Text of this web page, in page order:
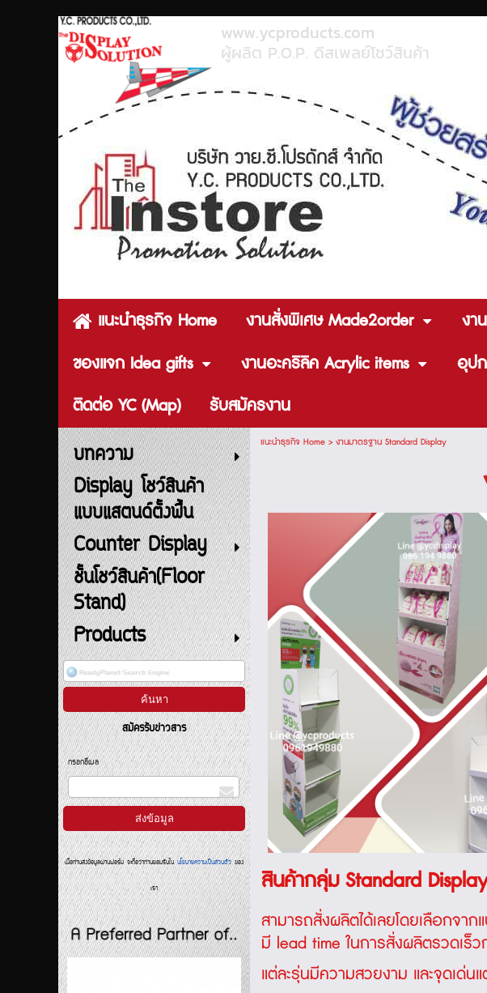
www.ycproducts.com
ผู้ผลิต P.O.P. ดีสเพลย์โชว์สินค้า
แนะนำธุรกิจ Home งานสั่งพิเศษ Made2order งา
ของแจก Idea gifts
งานอะคริลิค Acrylic items อุป
ติดต่อ YC (Map)
รับสมัครงาน
บทความ
Display โชว์สินค้า
แบบแสตนด์ตั้งพื้น
Counter Display
ชั้นโชว์สินค้า(Floor
Stand)
Products
สมัครรับข่าวสาร
กรอกอีเมล
เมื่อท่านส่งข้อมูลผ่านฟอร์ม จะถือว่าท่านยอมรับในนโยบายความเป็นส่วนตัวของ
เรา
แนะนำธุรกิจ Home> งานมาตรฐาน Standard Display
สินค้ากลุ่ม Standard
สามารถสั่งผลิตได้เลยโดยเลือกจาก
มี lead time ในการสั่งผลิตรวดเร็ว
แต่ละรุ่นมีความสวยงาม และจุดเด่น